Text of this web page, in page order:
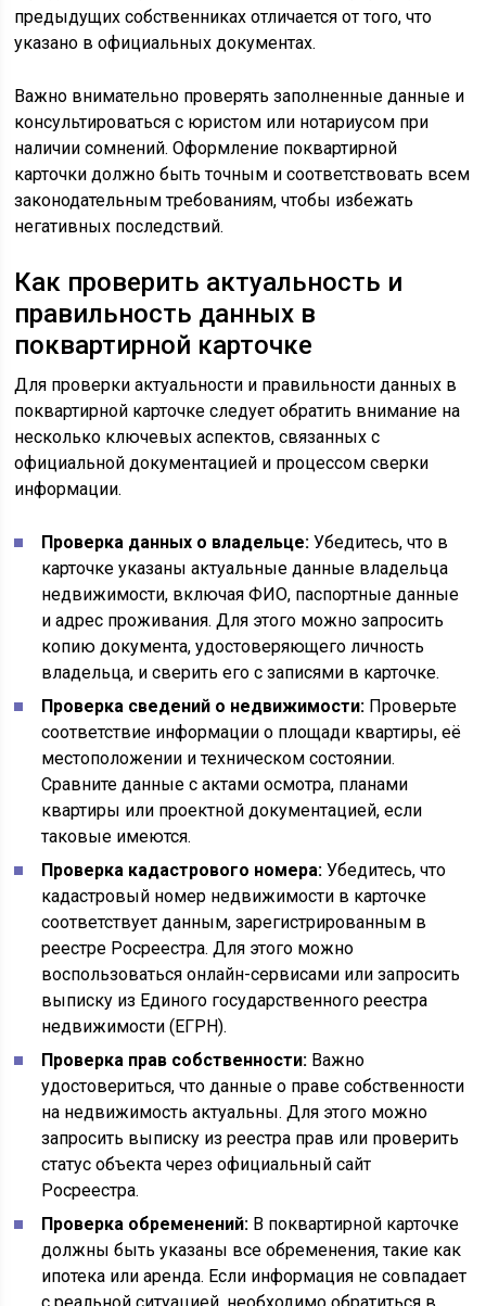
предыдущих собственниках отличается от того, что
указано в официальных документах.
Важно внимательно проверять заполненные данные и
консультироваться с юристом или нотариусом при
наличии сомнений. Оформление поквартирной
карточки должно быть точным и соответствовать всем
законодательным требованиям, чтобы избежать
негативных последствий.
Как проверить актуальность и
правильность данных в
поквартирной карточке
Для проверки актуальности и правильности данных в
поквартирной карточке следует обратить внимание на
несколько ключевых аспектов, связанных с
официальной документацией и процессом сверки
информации.
Проверка данных о владельце: Убедитесь, что в
карточке указаны актуальные данные владельца
недвижимости, включая ФИО, паспортные данные
и адрес проживания. Для этого можно запросить
копию документа, удостоверяющего личность
владельца, и сверить его с записями в карточке.
Проверка сведений о недвижимости: Проверьте
соответствие информации о площади квартиры, её
местоположении и техническом состоянии.
Сравните данные с актами осмотра, планами
квартиры или проектной документацией, если
таковые имеются.
Проверка кадастрового номера: Убедитесь, что
кадастровый номер недвижимости в карточке
соответствует данным, зарегистрированным в
реестре Росреестра. Для этого можно
воспользоваться онлайн-сервисами или запросить
выписку из Единого государственного реестра
недвижимости (ЕГРН).
Проверка прав собственности: Важно
удостовериться, что данные о праве собственности
на недвижимость актуальны. Для этого можно
запросить выписку из реестра прав или проверить
статус объекта через официальный сайт
Росреестра.
Проверка обременений: В поквартирной карточке
должны быть указаны все обременения, такие как
ипотека или аренда. Если информация не совпадает